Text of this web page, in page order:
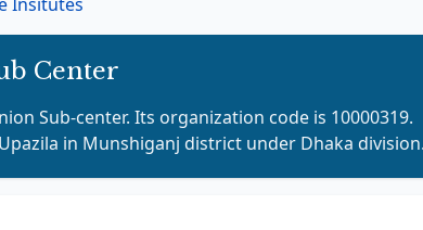
Center
Sub-center. Its organization code is 10000319.
Upazila in Munshiganj district under Dhaka division.